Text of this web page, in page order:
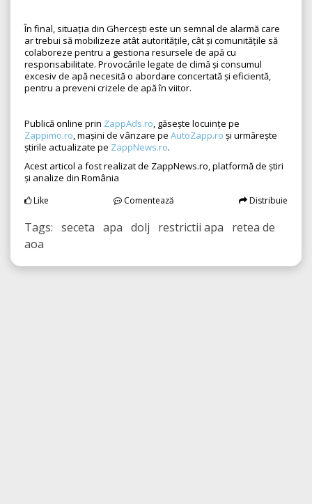
În final, situația din Ghercești este un semnal de alarmă care
ar trebui să mobilizeze atât autoritățile, cât și comunitățile să
colaboreze pentru a gestiona resursele de apă cu
responsabilitate. Provocările legate de climă și consumul
excesiv de apă necesită o abordare concertată și eficientă,
pentru a preveni crizele de apă în viitor.
Publică online prin ZappAds.ro, găsește locuințe pe
Zappimo.ro, mașini de vânzare pe AutoZapp.ro și urmărește
știrile actualizate pe ZappNews.ro.
Acest articol a fost realizat de ZappNews.ro, platformă de știri
și analize din România
Like Comentează Distribuie
Tags: seceta apa dolj restrictii apa retea de
aoa